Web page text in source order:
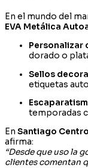
En el mundo del
EVA Metálica
Personalizar
dorado o
Sellos
etiquetas
temporadas
En Santiago Centro
afirma:
“Desde que uso la
clientes comentan